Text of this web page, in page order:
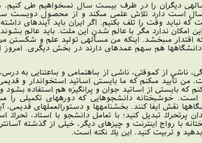
ديگران را در ظرف بيست سال نمى‏خواهيم طى كنيم.
است دارد تلاش علمى مى‏كند و از محصول دويست
نبايد وقت را تلف بكنيم. اگر ايران بايد آينده‏اى
امكان ندارد مگر با عالم شدن اين ملت. بايد عالم
اقتدار مى‏بخشد. اين‏كه من مسأله‏ى توليد علم و شكستن
هم سهم عمده‏اى دارند در بخش ديگرى. امروز
از كم‏وقتى، ناشى از بى‏اهتمامى و بى‏اعتنايى به
تأييد مى‏كنم كه ما بايستى اساتيد استخوان‏دار و
كه بايستى از اساتيد جوان و پرانگيزه هم استفاده
خوشبختانه دانشجوهايى كه دوره‏هاى تكميلى را
نقش ايفا كنند. بخشنامه‏ها و دستورالعمل‏هاى
پرتحرك تبديل كنيد؛ با تعامل دانشجو با استاد، تحرك
با رواج اينترنت و چيزهاى ديگر، خيلى از گذشته
و تربيت كنيد. اين يك نكته است.